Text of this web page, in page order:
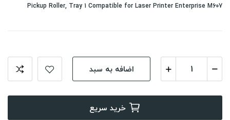
Pickup Roller, Tray 1 Compatible for Laser Printer Enterprise M607
اضافه به سبد
خرید سریع